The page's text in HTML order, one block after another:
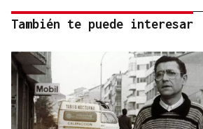
También te puede interesar